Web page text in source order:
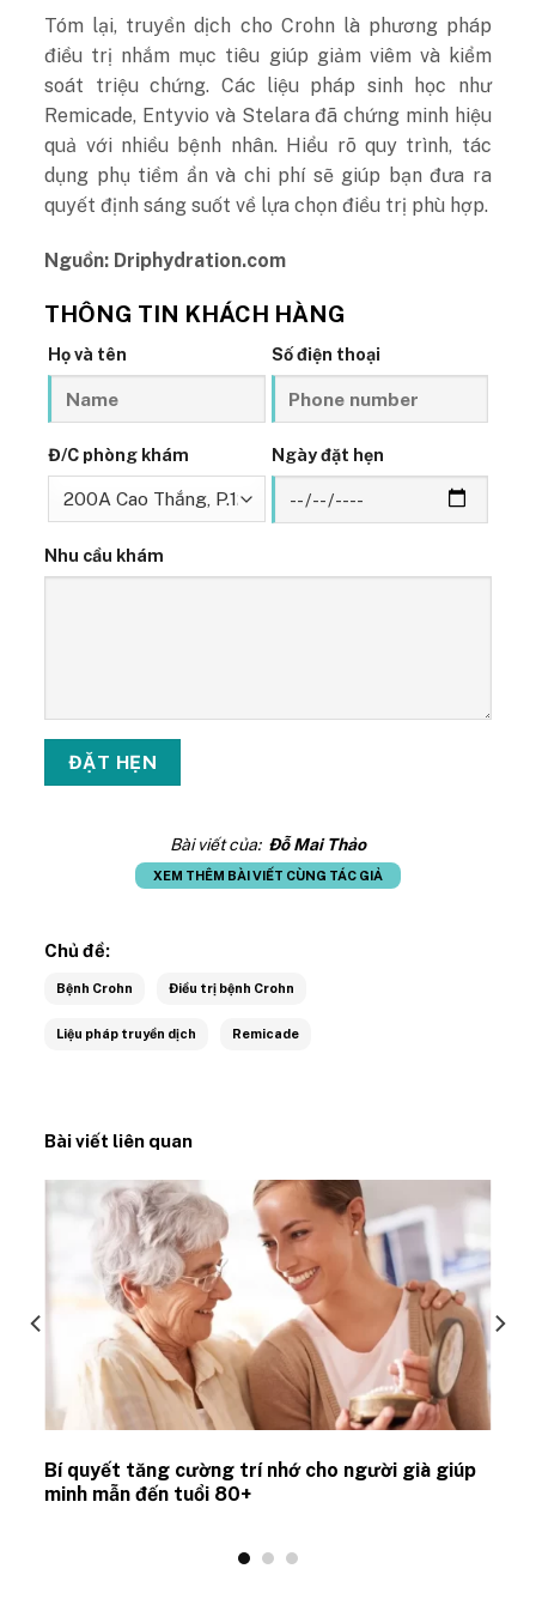
Tóm lại, truyền dịch cho Crohn là phương pháp
điều trị nhắm mục tiêu giúp giảm viêm và kiểm
soát triệu chứng. Các liệu pháp sinh học như
Remicade, Entyvio và Stelara đã chứng minh hiệu
quả với nhiều bệnh nhân. Hiểu rõ quy trình, tác
dụng phụ tiềm ẩn và chi phí sẽ giúp bạn đưa ra
quyết định sáng suốt về lựa chọn điều trị phù hợp.
Nguồn: Driphydration.com
THÔNG TIN KHÁCH HÀNG
Họ và tên Số điện thoại
Đ/C phòng khám Ngày đặt hẹn
Nhu cầu khám
Bài viết của: Đỗ Mai Thảo
XEM THÊM BÀI VIẾT CÙNG TÁC GIẢ
Chủ đề:
Bệnh Crohn Điều trị bệnh Crohn
Liệu pháp truyền dịch Remicade
Bài viết liên quan
Bí quyết tăng cường trí nhớ cho người già giúp
minh mẫn đến tuổi 80+